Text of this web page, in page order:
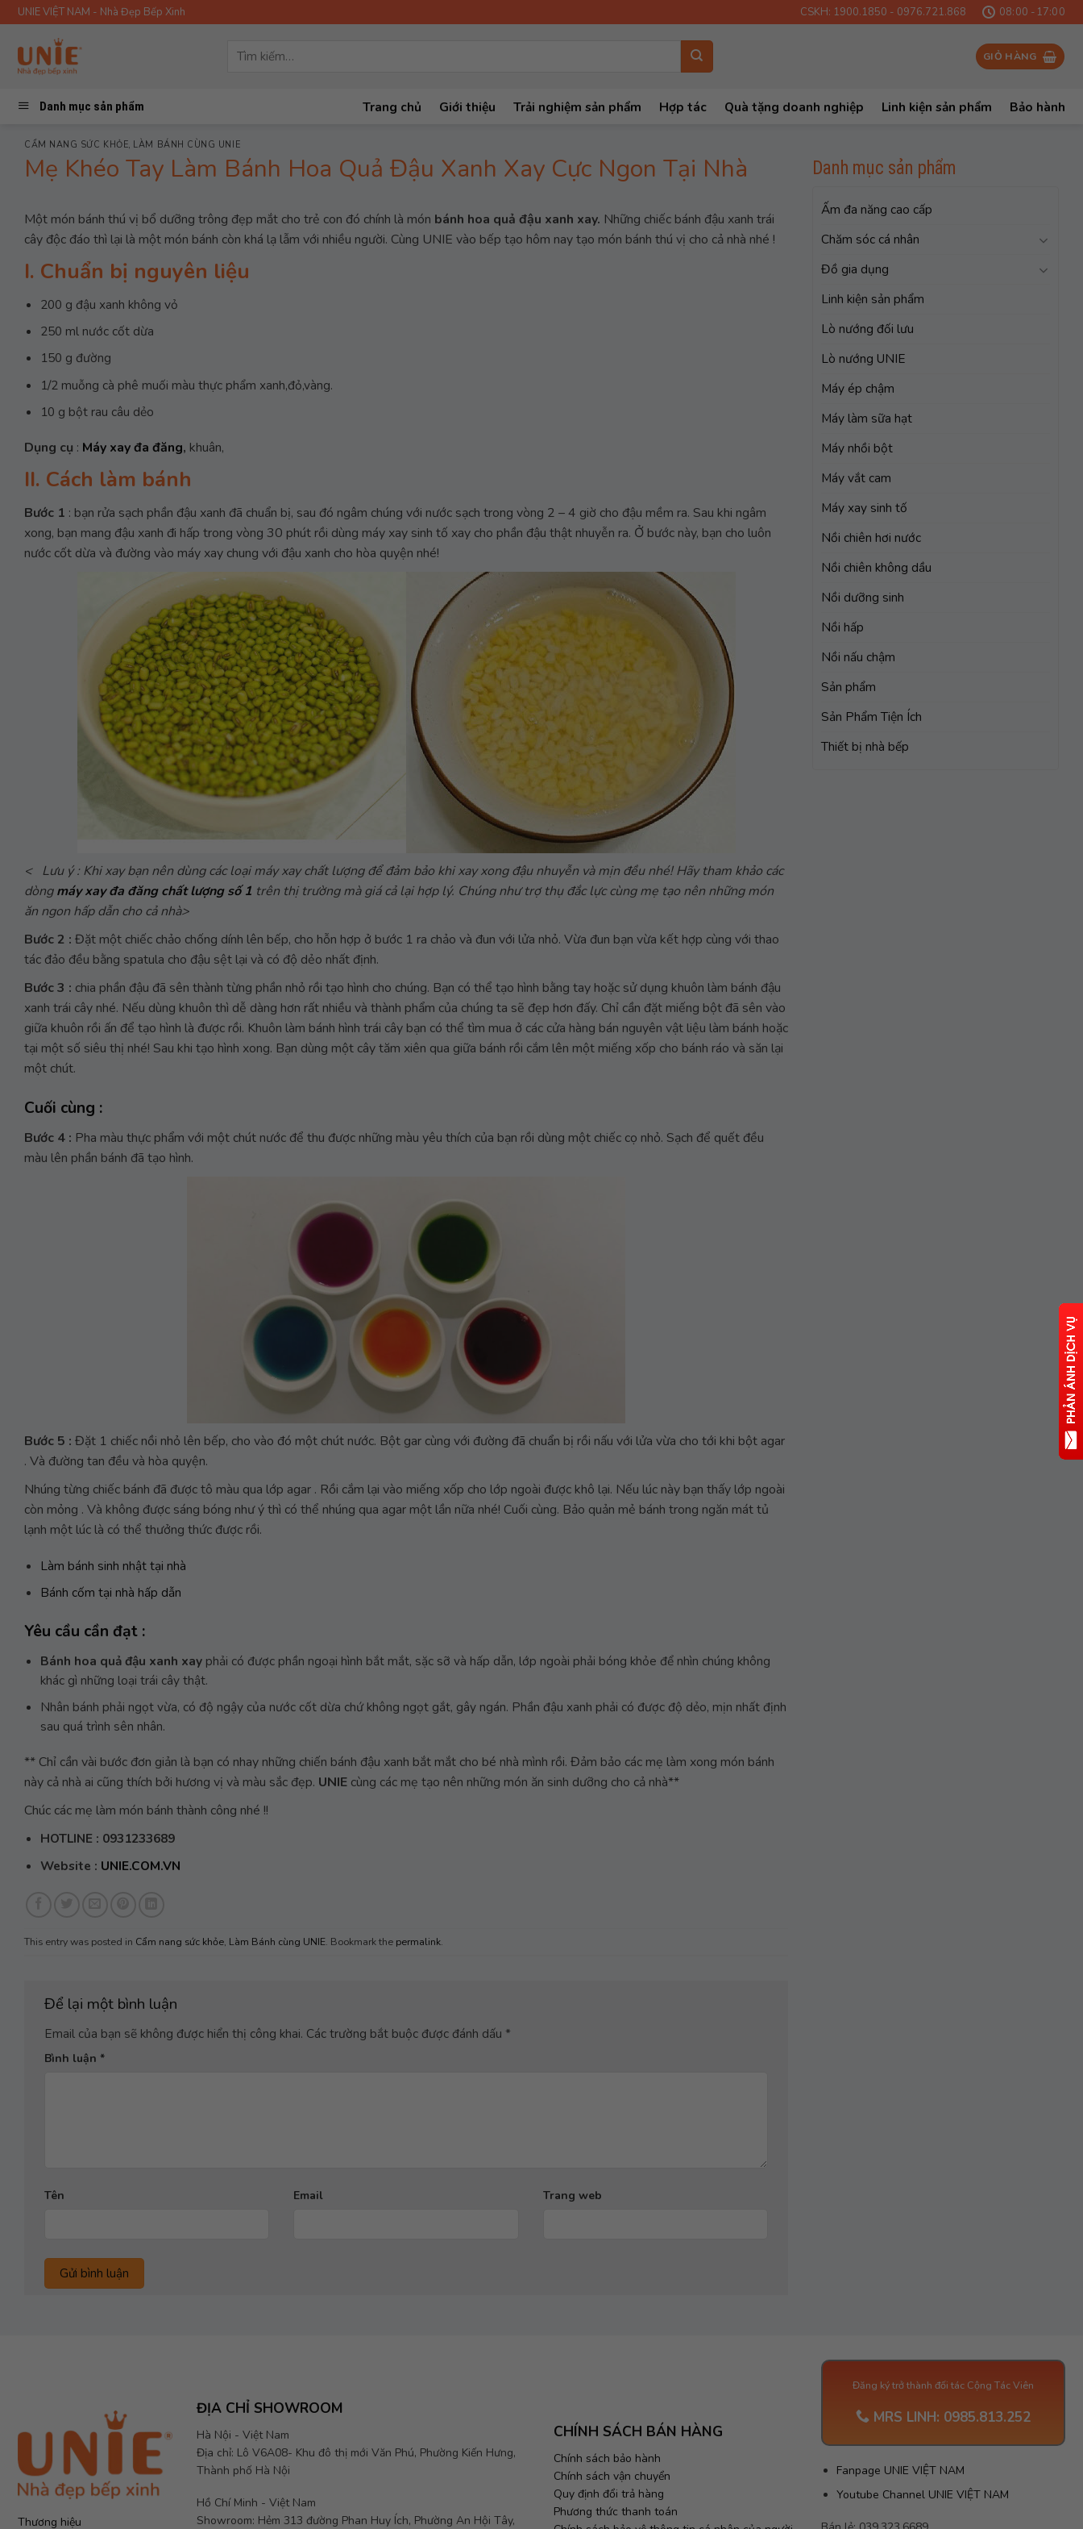
Skip
to
content
UNIE VIỆT NAM - Nhà Đẹp Bếp Xinh CSKH: 1900.1850 - 0976.721.868 08:00 -17:00
kiếm:
GIỎ HÀNG
Danh mục sản phẩm Trang chủ Giới thiệu Trải nghiệm sản phẩm Hợp tác Quà tặng doanh nghiệp Linh kiện sản phẩm Bảo hành
CẨM NANG SỨC KHỎE, LÀM BÁNH CÙNG UNIE
Mẹ Khéo Tay Làm Bánh Hoa Quả Đậu Xanh Xay Cực Ngon Tại Nhà
Một món bánh thú vị bổ dưỡng trông đẹp mắt cho trẻ con đó chính là món bánh hoa quả đậu xanh xay. Những chiếc bánh đậu xanh trái
cây độc đáo thì lại là một món bánh còn khá lạ lẫm với nhiều người. Cùng UNIE vào bếp tạo hôm nay tạo món bánh thú vị cho cả nhà nhé !
I. Chuẩn bị nguyên liệu
200 g đậu xanh không vỏ
250 ml nước cốt dừa
150 g đường
1/2 muỗng cà phê muối màu thực phẩm xanh,đỏ,vàng.
10 g bột rau câu dẻo
Dụng cụ : Máy xay đa đăng, khuân,
II. Cách làm bánh
Bước 1 : bạn rửa sạch phần đậu xanh đã chuẩn bị, sau đó ngâm chúng với nước sạch trong vòng 2 – 4 giờ cho đậu mềm ra. Sau khi ngâm
xong, bạn mang đậu xanh đi hấp trong vòng 30 phút rồi dùng máy xay sinh tố xay cho phần đậu thật nhuyễn ra. Ở bước này, bạn cho luôn
nước cốt dừa và đường vào máy xay chung với đậu xanh cho hòa quyện nhé!
< Lưu ý : Khi xay bạn nên dùng các loại máy xay chất lượng để đảm bảo khi xay xong đậu nhuyễn và mịn đều nhé! Hãy tham khảo các
dòngmáy xay đa đăng chất lượng số 1 trên thị trường mà giá cả lại hợp lý. Chúng như trợ thụ đắc lực cùng mẹ tạo nên những món
ăn ngon hấp dẫn cho cả nhà>
Bước 2 : Đặt một chiếc chảo chống dính lên bếp, cho hỗn hợp ở bước 1 ra chảo và đun với lửa nhỏ. Vừa đun bạn vừa kết hợp cùng với thao
tác đảo đều bằng spatula cho đậu sệt lại và có độ dẻo nhất định.
Bước 3 : chia phần đậu đã sên thành từng phần nhỏ rồi tạo hình cho chúng. Bạn có thể tạo hình bằng tay hoặc sử dụng khuôn làm bánh đậu
xanh trái cây nhé. Nếu dùng khuôn thì dễ dàng hơn rất nhiều và thành phẩm của chúng ta sẽ đẹp hơn đấy. Chỉ cần đặt miếng bột đã sên vào
giữa khuôn rồi ấn để tạo hình là được rồi. Khuôn làm bánh hình trái cây bạn có thể tìm mua ở các cửa hàng bán nguyên vật liệu làm bánh hoặc
tại một số siêu thị nhé! Sau khi tạo hình xong. Bạn dùng một cây tăm xiên qua giữa bánh rồi cắm lên một miếng xốp cho bánh ráo và săn lại
một chút.
Cuối cùng :
Bước 4 : Pha màu thực phẩm với một chút nước để thu được những màu yêu thích của bạn rồi dùng một chiếc cọ nhỏ. Sạch để quết đều
màu lên phần bánh đã tạo hình.
Bước 5 : Đặt 1 chiếc nồi nhỏ lên bếp, cho vào đó một chút nước. Bột gar cùng với đường đã chuẩn bị rồi nấu với lửa vừa cho tới khi bột agar
. Và đường tan đều và hòa quyện.
Nhúng từng chiếc bánh đã được tô màu qua lớp agar . Rồi cắm lại vào miếng xốp cho lớp ngoài được khô lại. Nếu lúc này bạn thấy lớp ngoài
còn mỏng . Và không được sáng bóng như ý thì có thể nhúng qua agar một lần nữa nhé! Cuối cùng. Bảo quản mẻ bánh trong ngăn mát tủ
lạnh một lúc là có thể thưởng thức được rồi.
Làm bánh sinh nhật tại nhà
Bánh cốm tại nhà hấp dẫn
Yêu cầu cần đạt :
Bánh hoa quả đậu xanh xay phải có được phần ngoại hình bắt mắt, sặc sỡ và hấp dẫn, lớp ngoài phải bóng khỏe để nhìn chúng không
khác gì những loại trái cây thật.
Nhân bánh phải ngọt vừa, có độ ngậy của nước cốt dừa chứ không ngọt gắt, gây ngán. Phần đậu xanh phải có được độ dẻo, mịn nhất định
sau quá trình sên nhân.
** Chỉ cần vài bước đơn giản là bạn có nhay những chiến bánh đậu xanh bắt mắt cho bé nhà mình rồi. Đảm bảo các mẹ làm xong món bánh
này cả nhà ai cũng thích bởi hương vị và màu sắc đẹp. UNIE cùng các mẹ tạo nên những món ăn sinh dưỡng cho cả nhà**
Chúc các mẹ làm món bánh thành công nhé !!
HOTLINE : 0931233689
Website : UNIE.COM.VN
This entry was posted in Cẩm nang sức khỏe, Làm Bánh cùng UNIE. Bookmark the permalink.
Để lại một bình luận
Email của bạn sẽ không được hiển thị công khai. Các trường bắt buộc được đánh dấu *
Bình luận *
Tên Email Trang web
Danh mục sản phẩm
Ấm đa năng cao cấp
Chăm sóc cá nhân
Đồ gia dụng
Linh kiện sản phẩm
Lò nướng đối lưu
Lò nướng UNIE
Máy ép chậm
Máy làm sữa hạt
Máy nhồi bột
Máy vắt cam
Máy xay sinh tố
Nồi chiên hơi nước
Nồi chiên không dầu
Nồi dưỡng sinh
Nồi hấp
Nồi nấu chậm
Sản phẩm
Sản Phẩm Tiện Ích
Thiết bị nhà bếp
Thương hiệu
ĐỊA CHỈ SHOWROOM
Hà Nội - Việt Nam
Địa chỉ: Lô V6A08- Khu đô thị mới Văn Phú, Phường Kiến Hưng,
Thành phố Hà Nội
Hồ Chí Minh - Việt Nam
Showroom: Hẻm 313 đường Phan Huy Ích, Phường An Hội Tây,
CHÍNH SÁCH BÁN HÀNG
Chính sách bảo hành
Chính sách vận chuyển
Quy định đổi trả hàng
Phương thức thanh toán
Đăng ký trở thành đối tác Cộng Tác Viên
MRS LINH: 0985.813.252
Fanpage UNIE VIỆT NAM
Youtube Channel UNIE VIỆT NAM